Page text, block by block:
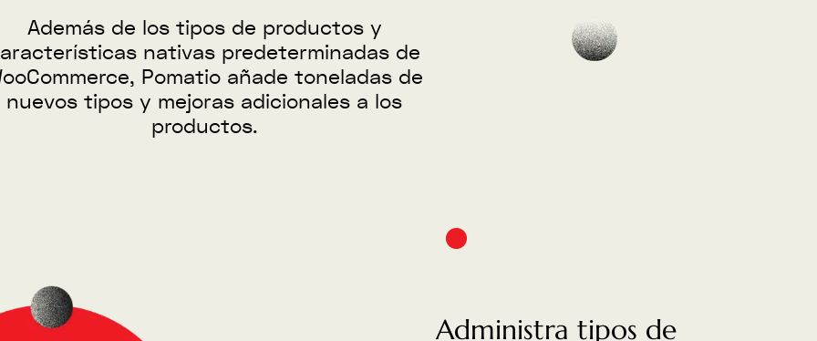
Además de los tipos de productos y
nativas predeterminadas de
Pomatio añade toneladas de
nuevos tipos y mejoras adicionales a los
productos.
Administra tipos de